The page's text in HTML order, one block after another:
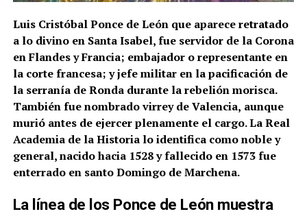
Luis Cristóbal Ponce de León que aparece retratado
a lo divino en Santa Isabel, fue servidor de la Corona
en Flandes y Francia; embajador o representante en
la corte francesa; y jefe militar en la pacificación de
la serranía de Ronda durante la rebelión morisca.
También fue nombrado virrey de Valencia, aunque
murió antes de ejercer plenamente el cargo. La Real
Academia de la Historia lo identifica como noble y
general, nacido hacia 1528 y fallecido en 1573 fue
enterrado en santo Domingo de Marchena.
La línea de los Ponce de León muestra